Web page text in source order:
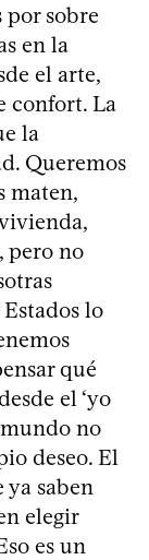
sobre
en la
el arte,
confort. La
la
Queremos
maten,
pero no
lo
qué
el ‘yo
mundo no
deseo. El
ya saben
elegir
es un